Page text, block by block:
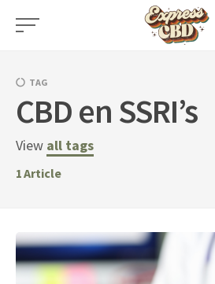
Skip
TAG
CBD en SSRI’s
View all tags
1Article